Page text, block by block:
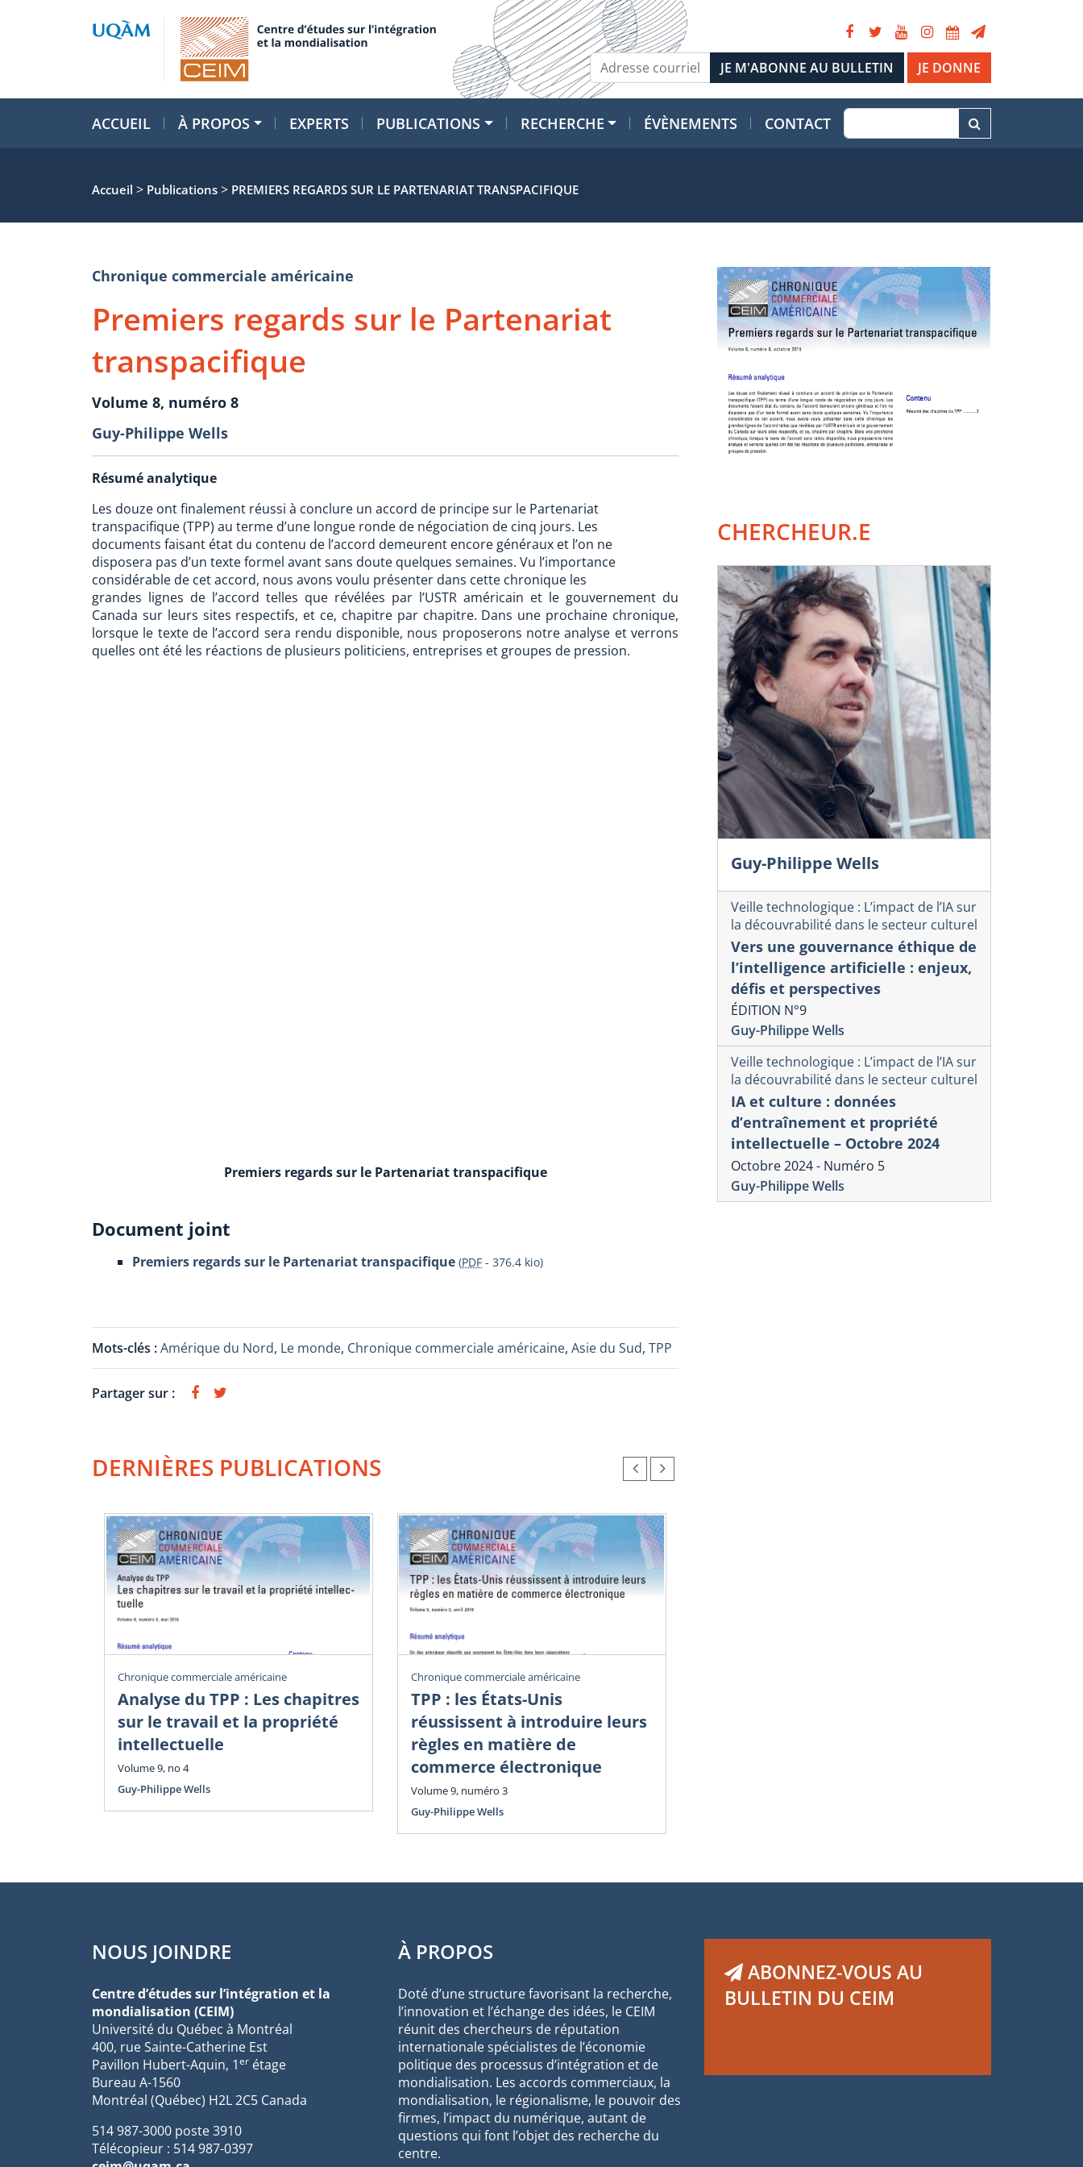
JE DONNE
ACCUEIL À PROPOS EXPERTS PUBLICATIONS RECHERCHE ÉVÈNEMENTS CONTACT
Accueil > Publications > PREMIERS REGARDS SUR LE PARTENARIAT TRANSPACIFIQUE
Chronique commerciale américaine
Premiers regards sur le Partenariat
transpacifique
Volume 8, numéro 8
Guy-Philippe Wells
Résumé analytique
Les douze ont finalement réussi à conclure un accord de principe sur le Partenariat
transpacifique (TPP) au terme d’une longue ronde de négociation de cinq jours. Les
documents faisant état du contenu de l’accord demeurent encore généraux et l’on ne
disposera pas d’un texte formel avant sans doute quelques semaines. Vu l’importance
considérable de cet accord, nous avons voulu présenter dans cette chronique les
grandes lignes de l’accord telles que révélées par l’USTR américain et le gouvernement du
Canada sur leurs sites respectifs, et ce, chapitre par chapitre. Dans une prochaine chronique,
lorsque le texte de l’accord sera rendu disponible, nous proposerons notre analyse et verrons
quelles ont été les réactions de plusieurs politiciens, entreprises et groupes de pression.
Premiers regards sur le Partenariat transpacifique
Document joint
Premiers regards sur le Partenariat transpacifique (PDF - 376.4 kio)
Mots-clés :Amérique du Nord, Le monde, Chronique commerciale américaine, Asie du Sud, TPP
Partager sur :
DERNIÈRES PUBLICATIONS
Chronique commerciale américaine
Analyse du TPP : Les chapitres
sur le travail et la propriété
intellectuelle
Volume 9, no 4
Guy-Philippe Wells
Chronique commerciale américaine
TPP : les États-Unis
réussissent à introduire leurs
règles en matière de
commerce électronique
Volume 9, numéro 3
Guy-Philippe Wells
CHERCHEUR.E
Guy-Philippe Wells
Veille technologique : L’impact de l’IA sur
la découvrabilité dans le secteur culturel
Vers une gouvernance éthique de
l’intelligence artificielle : enjeux,
défis et perspectives
ÉDITION N°9
Guy-Philippe Wells
Veille technologique : L’impact de l’IA sur
la découvrabilité dans le secteur culturel
IA et culture : données
d’entraînement et propriété
intellectuelle – Octobre 2024
Octobre 2024 - Numéro 5
Guy-Philippe Wells
NOUS JOINDRE
Centre d’études sur l’intégration et la
mondialisation (CEIM)
Université du Québec à Montréal
400, rue Sainte-Catherine Est
Pavillon Hubert-Aquin, 1er étage
Bureau A-1560
Montréal (Québec) H2L 2C5 Canada
514 987-3000 poste 3910
Télécopieur : 514 987-0397
À PROPOS
Doté d’une structure favorisant la recherche,
l’innovation et l’échange des idées, le CEIM
réunit des chercheurs de réputation
internationale spécialistes de l’économie
politique des processus d’intégration et de
mondialisation. Les accords commerciaux, la
mondialisation, le régionalisme, le pouvoir des
firmes, l’impact du numérique, autant de
questions qui font l’objet des recherche du
centre.
ABONNEZ-VOUS AU
BULLETIN DU CEIM